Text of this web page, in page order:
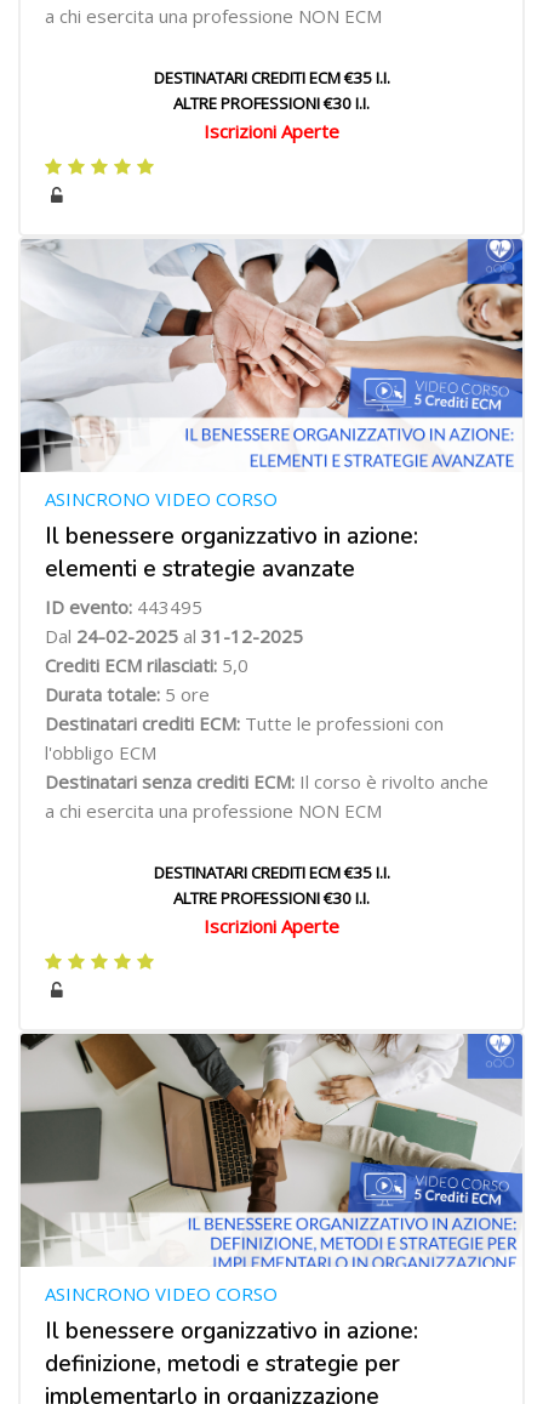
a chi esercita una professione NON ECM
DESTINATARI CREDITI ECM €35 I.I.
ALTRE PROFESSIONI €30 I.I.
Iscrizioni Aperte
Il benessere organizzativo in azione:
elementi e strategie avanzate
ASINCRONO VIDEO CORSO
ID evento: 443495
Dal 24-02-2025 al 31-12-2025
Crediti ECM rilasciati: 5,0
Durata totale: 5 ore
Destinatari crediti ECM: Tutte le professioni con
l'obbligo ECM
Destinatari senza crediti ECM: Il corso è rivolto anche
a chi esercita una professione NON ECM
DESTINATARI CREDITI ECM €35 I.I.
ALTRE PROFESSIONI €30 I.I.
Iscrizioni Aperte
Il benessere organizzativo in azione:
definizione, metodi e strategie per
implementarlo in organizzazione
ASINCRONO VIDEO CORSO